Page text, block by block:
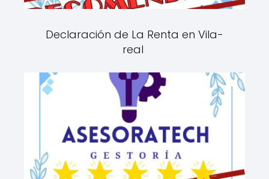
Declaración de La Renta en Vila-
real